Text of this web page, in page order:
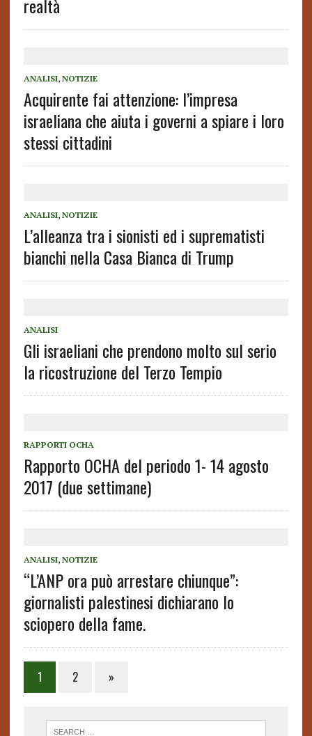
realtà
ANALISI, NOTIZIE
Acquirente fai attenzione: l’impresa
israeliana che aiuta i governi a spiare i loro
stessi cittadini
ANALISI, NOTIZIE
L’alleanza tra i sionisti ed i suprematisti
bianchi nella Casa Bianca di Trump
ANALISI
Gli israeliani che prendono molto sul serio
la ricostruzione del Terzo Tempio
RAPPORTI OCHA
Rapporto OCHA del periodo 1- 14 agosto
2017 (due settimane)
ANALISI, NOTIZIE
“L’ANP ora può arrestare chiunque”:
giornalisti palestinesi dichiarano lo
sciopero della fame.
1 2 »